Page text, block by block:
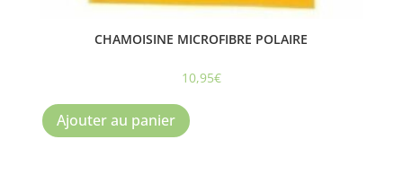
CHAMOISINE MICROFIBRE POLAIRE
10,95€
Ajouter au panier